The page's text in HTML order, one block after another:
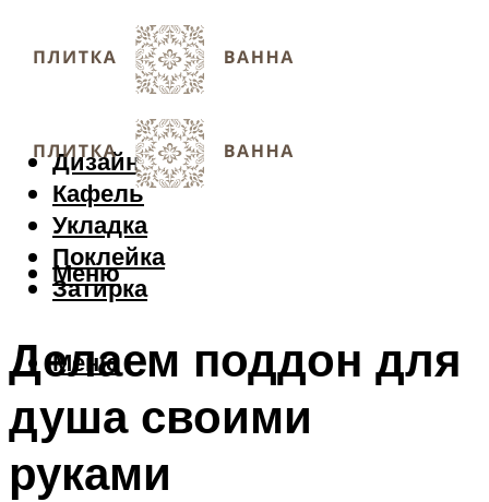
Дизайн
Кафель
Укладка
Поклейка
Затирка
Меню
Меню
Делаем поддон для
душа своими
руками